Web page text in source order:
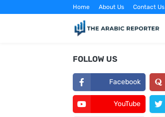
Home About Us Contact Us
FOLLOW US
Facebook
YouTube